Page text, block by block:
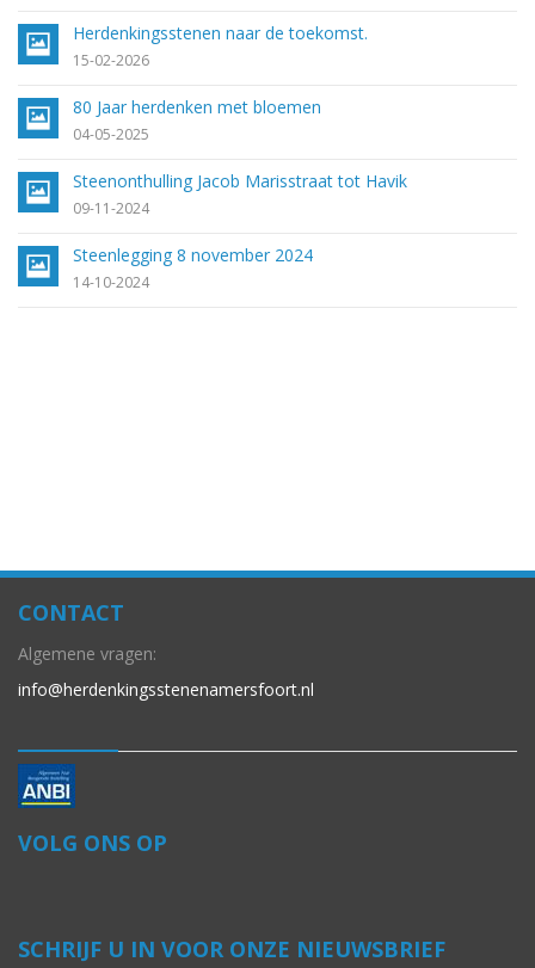
Herdenkingsstenen naar de toekomst.
15-02-2026
80 Jaar herdenken met bloemen
04-05-2025
Steenonthulling Jacob Marisstraat tot Havik
09-11-2024
Steenlegging 8 november 2024
14-10-2024
CONTACT
Algemene vragen:
info@herdenkingsstenenamersfoort.nl
VOLG ONS OP
SCHRIJF U IN VOOR ONZE NIEUWSBRIEF